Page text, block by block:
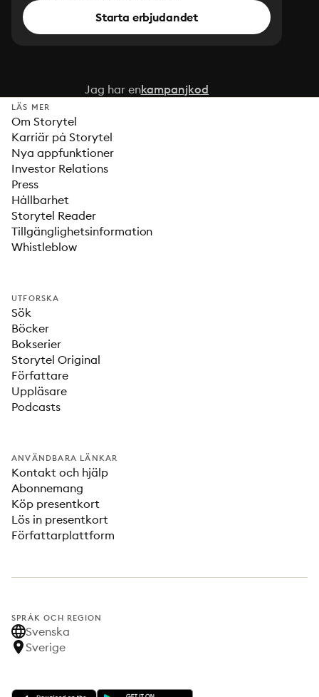
Starta erbjudandet
Jag har enkampanjkod
LÄS MER
Om Storytel
Karriär på Storytel
Nya appfunktioner
Investor Relations
Press
Hållbarhet
Storytel Reader
Tillgänglighetsinformation
Whistleblow
UTFORSKA
Sök
Böcker
Bokserier
Storytel Original
Författare
Uppläsare
Podcasts
ANVÄNDBARA LÄNKAR
Kontakt och hjälp
Abonnemang
Köp presentkort
Lös in presentkort
Författarplattform
SPRÅK OCH REGION
Svenska
Sverige